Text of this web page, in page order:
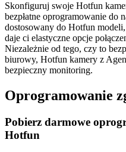
Skonfiguruj swoje Hotfun
bezpłatne oprogramowanie do
dostosowany do Hotfun
daje ci elastyczne opcje
Niezależnie od tego, czy to
biurowy, Hotfun kamery z
bezpieczny monitoring.
Oprogramowanie
Pobierz darmowe
Hotfun